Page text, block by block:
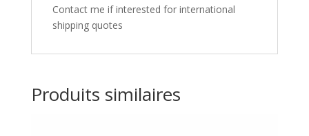
Contact me if interested for international
shipping quotes
Produits similaires